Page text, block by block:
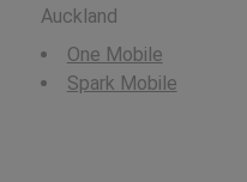
Auckland
One Mobile
Spark Mobile